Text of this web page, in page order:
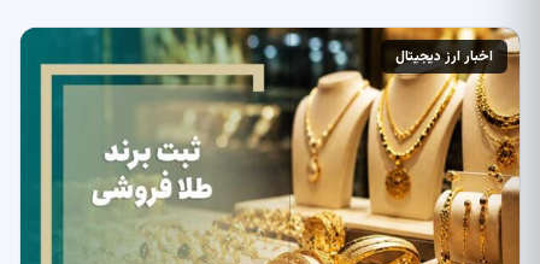
اخبار ارز دیجیتال